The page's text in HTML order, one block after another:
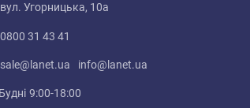
вул. Угорницька, 10а
0800 31 43 41
sale@lanet.ua info@lanet.ua
Будні 9:00-18:00